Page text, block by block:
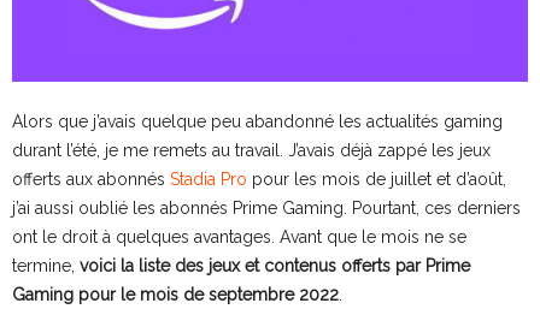
Alors que j’avais quelque peu abandonné les actualités gaming
durant l’été, je me remets au travail. J’avais déjà zappé les jeux
offerts aux abonnés Stadia Pro pour les mois de juillet et d’août,
j’ai aussi oublié les abonnés Prime Gaming. Pourtant, ces derniers
ont le droit à quelques avantages. Avant que le mois ne se
termine, voici la liste des jeux et contenus offerts par Prime
Gaming pour le mois de septembre 2022